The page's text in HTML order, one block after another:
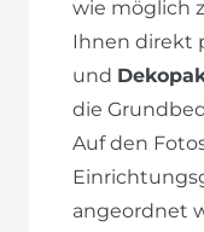
wie möglich
Ihnen direkt
und
die
Auf den
angeordnet